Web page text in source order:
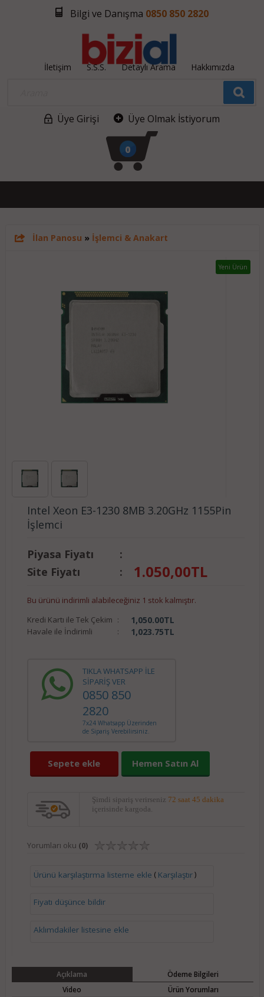
Bilgi ve Danışma 0850 850 2820
İletişim S.S.S. Detaylı Arama Hakkımızda
Üye Girişi Üye Olmak İstiyorum
0
İlan Panosu » İşlemci & Anakart
Yeni Ürün
Intel Xeon E3-1230 8MB 3.20GHz 1155Pin
İşlemci
Piyasa Fiyatı
:
Site Fiyatı
: 1.050,00TL
Bu ürünü indirimli alabileceğiniz 1 stok kalmıştır.
Kredi Kartı ile Tek Çekim : 1,050.00TL
Havale ile İndirimli : 1,023.75TL
TIKLA WHATSAPP İLE
SİPARİŞ VER
0850 850
2820
7x24 Whatsapp Üzerinden
de Sipariş Verebilirsiniz.
Sepete ekle Hemen Satın Al
Şimdi sipariş verirseniz 72 saat 45 dakika
içerisinde kargoda.
Yorumları oku (0)
Ürünü karşılaştırma listeme ekle ( Karşılaştır)
Fiyatı düşünce bildir
Aklımdakiler listesine ekle
Açıklama
Ödeme Bilgileri
Video
Ürün Yorumları